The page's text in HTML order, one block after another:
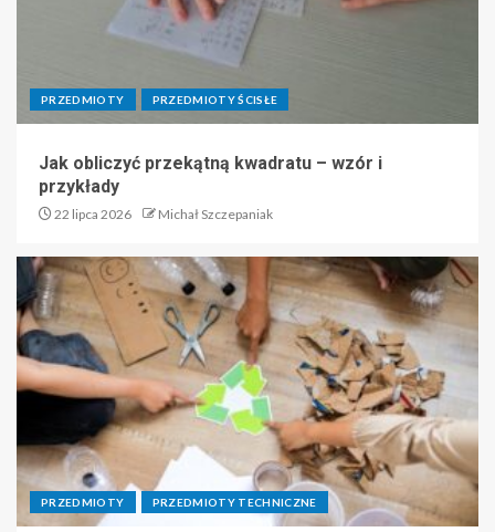
PRZEDMIOTY PRZEDMIOTY ŚCISŁE
Jak obliczyć przekątną kwadratu – wzór i
przykłady
22 lipca 2026 Michał Szczepaniak
PRZEDMIOTY PRZEDMIOTY TECHNICZNE